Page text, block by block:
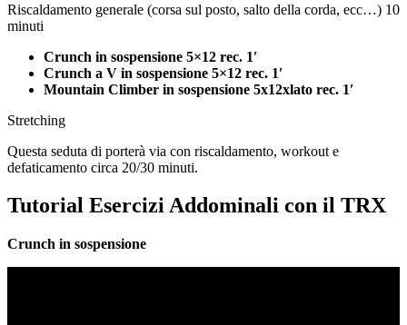
Riscaldamento generale (corsa sul posto, salto della corda, ecc…) 10
minuti
Crunch in sospensione 5×12 rec. 1′
Crunch a V in sospensione 5×12 rec. 1′
Mountain Climber in sospensione 5x12xlato rec. 1′
Stretching
Questa seduta di porterà via con riscaldamento, workout e
defaticamento circa 20/30 minuti.
Tutorial Esercizi Addominali con il TRX
Crunch in sospensione